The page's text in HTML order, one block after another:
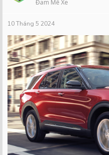
s
a
r
t
e
r
a
Đam Mê Xe
10 Tháng 5 2024